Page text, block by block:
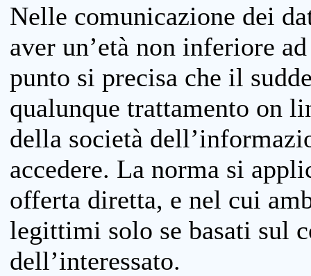
Nelle comunicazione dei
aver un’età non inferiore
punto si precisa che il
qualunque trattamento on
della società
accedere. La norma si
offerta diretta, e nel cui
legittimi solo se basati sul
dell’interessato.